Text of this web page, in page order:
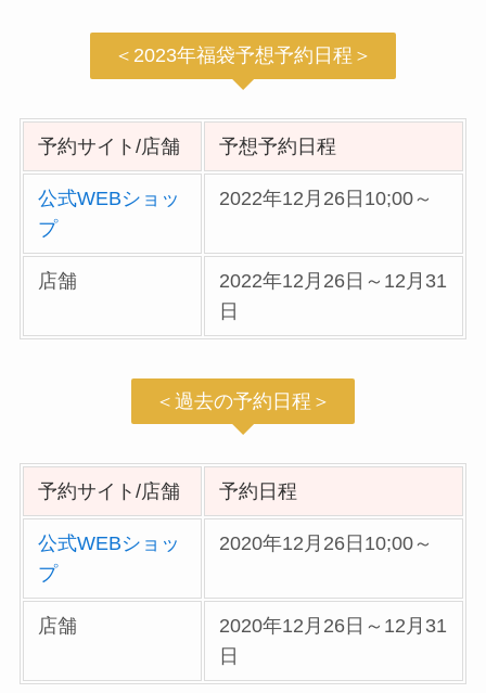
＜2023年福袋予想予約日程＞
予約サイト/店舗 予想予約日程
公式WEBショッ
プ
2022年12月26日10;00～
店舗
2022年12月26日～12月31
日
＜過去の予約日程＞
予約サイト/店舗 予約日程
公式WEBショッ
プ
2020年12月26日10;00～
店舗
2020年12月26日～12月31
日